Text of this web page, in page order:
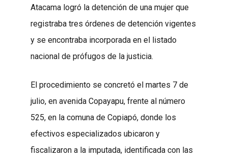
Atacama logró la detención de una mujer que
registraba tres órdenes de detención vigentes
y se encontraba incorporada en el listado
nacional de prófugos de la justicia.
El procedimiento se concretó el martes 7 de
julio, en avenida Copayapu, frente al número
525, en la comuna de Copiapó, donde los
efectivos especializados ubicaron y
fiscalizaron a la imputada, identificada con las